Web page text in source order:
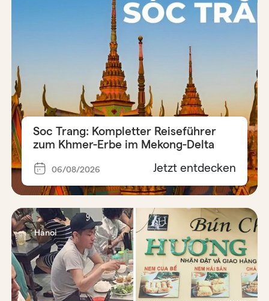
Soc Trang: Kompletter Reiseführer
zum Khmer-Erbe im Mekong-Delta
06/08/2026 Jetzt entdecken
Hanoi